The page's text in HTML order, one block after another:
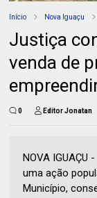
Início Nova Iguaçu
Justiça
venda de
0 Editor Jonatan
NOVA IGUAÇU
uma ação
Município,